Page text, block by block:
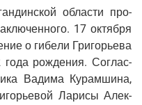
обла­сти про­
17 октяб­ря
о гибе­ли Гри­го­рье­ва
года рож­де­ния. Соглас­
Вади­ма Курам­ши­на,
Лари­сы Алек­